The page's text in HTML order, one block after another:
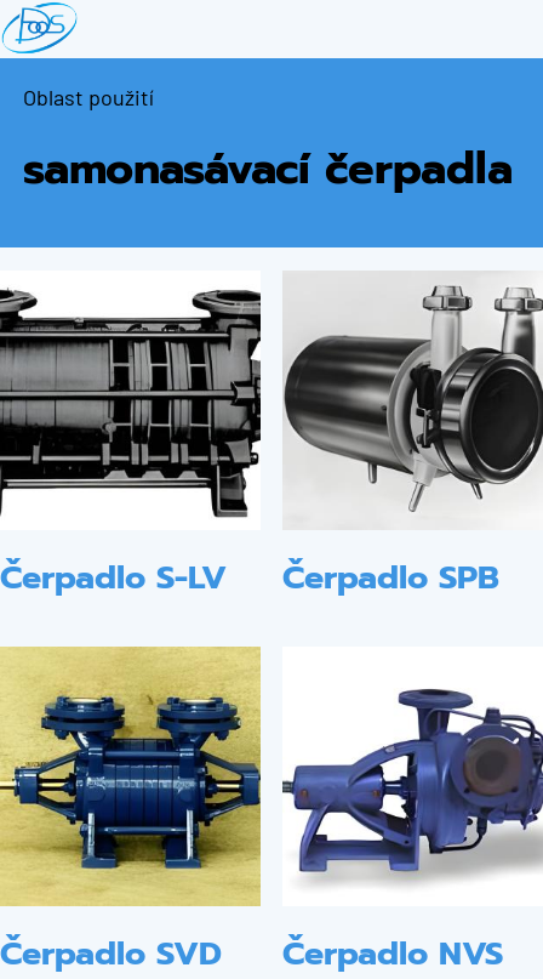
Přejít
k
obsahu
Oblast použití
samonasávací čerpadla
Čerpadlo S-LV Čerpadlo SPB
Čerpadlo SVD Čerpadlo NVS